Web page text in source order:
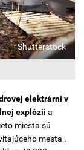
Shutterstock
elektrárni v
explózii a
miesta sú
mesta .